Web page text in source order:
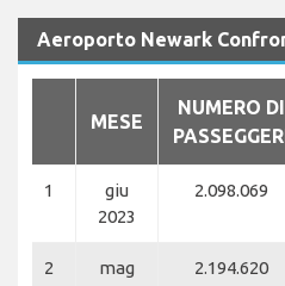
Aeroporto Newark
MESE
NUMERO DI
1
giu
2023
2.098.069
2
mag
2.194.620